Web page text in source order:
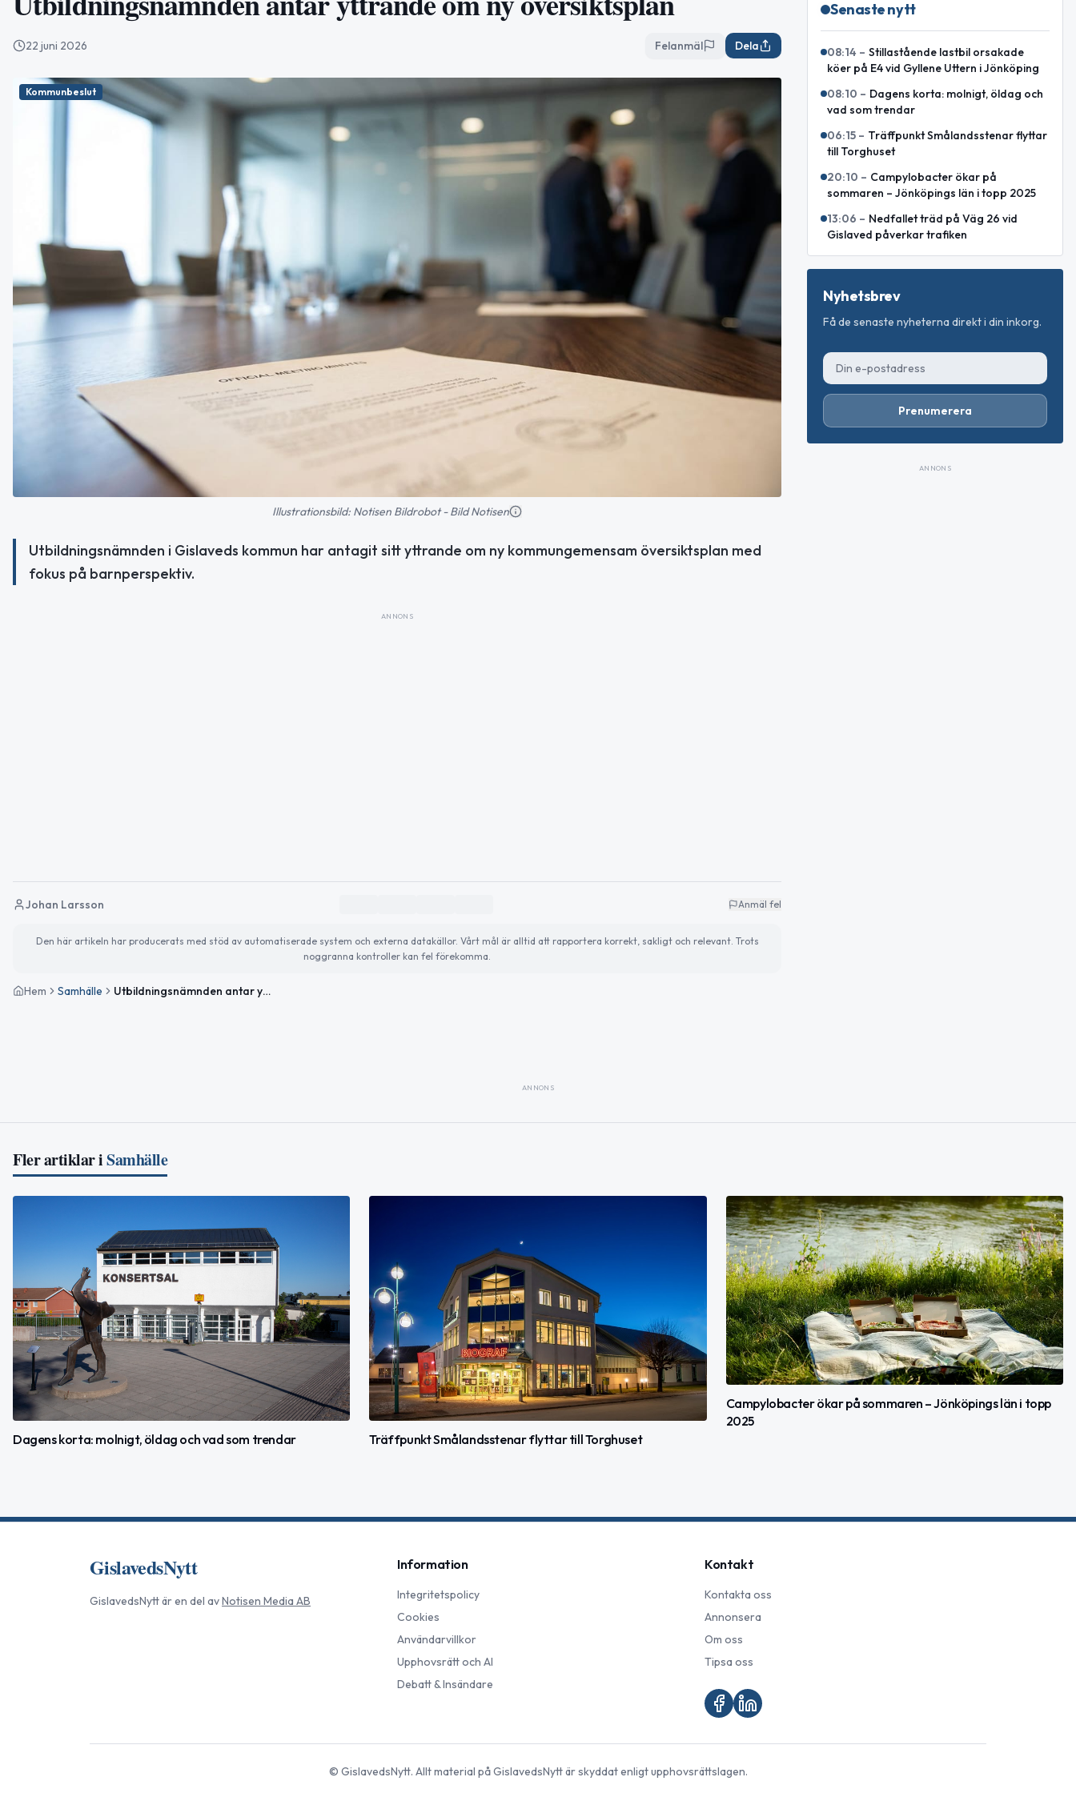
22 juni 2026 Felanmäl Dela
Kommunbeslut
Illustrationsbild: Notisen Bildrobot - Bild Notisen
Utbildningsnämnden i Gislaveds kommun har antagit sitt yttrande om ny kommungemensam översiktsplan med
fokus på barnperspektiv.
ANNONS
Johan Larsson Anmäl fel
Den här artikeln har producerats med stöd av automatiserade system och externa datakällor. Vårt mål är alltid att rapportera korrekt, sakligt och relevant. Trots
noggranna kontroller kan fel förekomma.
Hem Samhälle Utbildningsnämnden antar yttrande om ny översiktsplan
Senaste nytt
08:14 – Stillastående lastbil orsakade
köer på E4 vid Gyllene Uttern i Jönköping
08:10 – Dagens korta: molnigt, öldag och
vad som trendar
06:15 – Träffpunkt Smålandsstenar flyttar
till Torghuset
20:10 – Campylobacter ökar på
sommaren – Jönköpings län i topp 2025
13:06 – Nedfallet träd på Väg 26 vid
Gislaved påverkar trafiken
Nyhetsbrev
Få de senaste nyheterna direkt i din inkorg.
Prenumerera
ANNONS
ANNONS
Fler artiklar iSamhälle
Dagens korta: molnigt, öldag och vad som trendar Träffpunkt Smålandsstenar flyttar till Torghuset
Campylobacter ökar på sommaren – Jönköpings län i topp
2025
GislavedsNytt
GislavedsNyttär en del avNotisen Media AB
Information
Integritetspolicy
Cookies
Användarvillkor
Upphovsrätt och AI
Debatt & Insändare
Kontakt
Kontakta oss
Annonsera
Om oss
Tipsa oss
© GislavedsNytt. Allt material påGislavedsNyttär skyddat enligt upphovsrättslagen.